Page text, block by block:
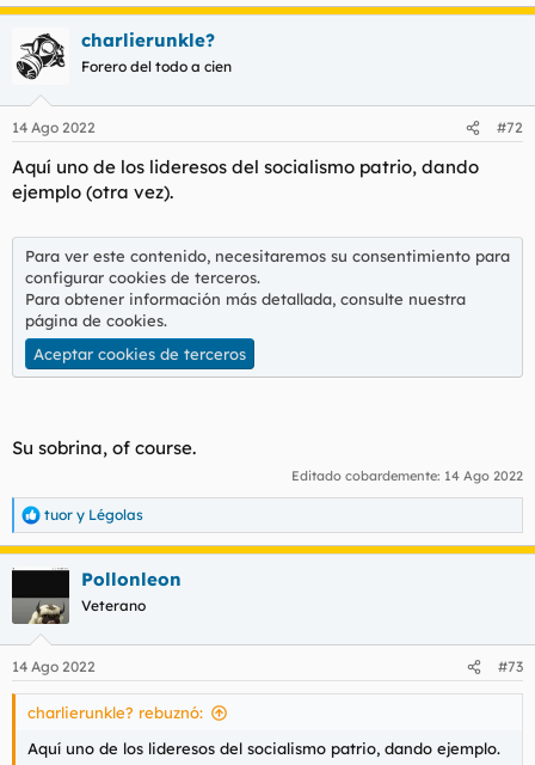
a
c
c
i
e
:
charlierunkle?
Forero del todo a cien
14 Ago 2022 #72
Aquí uno de los lideresos del socialismo patrio, dando
ejemplo (otra vez).
Para ver este contenido, necesitaremos su consentimiento para
configurar cookies de terceros.
Para obtener información más detallada, consulte nuestra
página de cookies.
Aceptar cookies de terceros
Su sobrina, of course.
Editado cobardemente: 14 Ago 2022
R
e
a
c
e
s
tuor y Légolas
Pollonleon
Veterano
14 Ago 2022 #73
charlierunkle? rebuznó:
Aquí uno de los lideresos del socialismo patrio, dando ejemplo.